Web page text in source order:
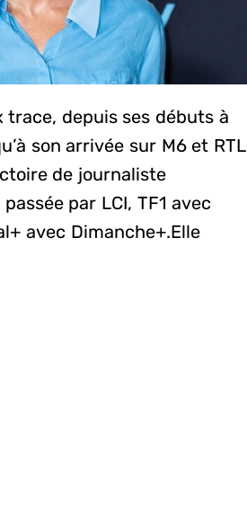
trace, depuis ses débuts à
son arrivée sur M6 et RTL
de journaliste
par LCI, TF1 avec
avec Dimanche+.Elle